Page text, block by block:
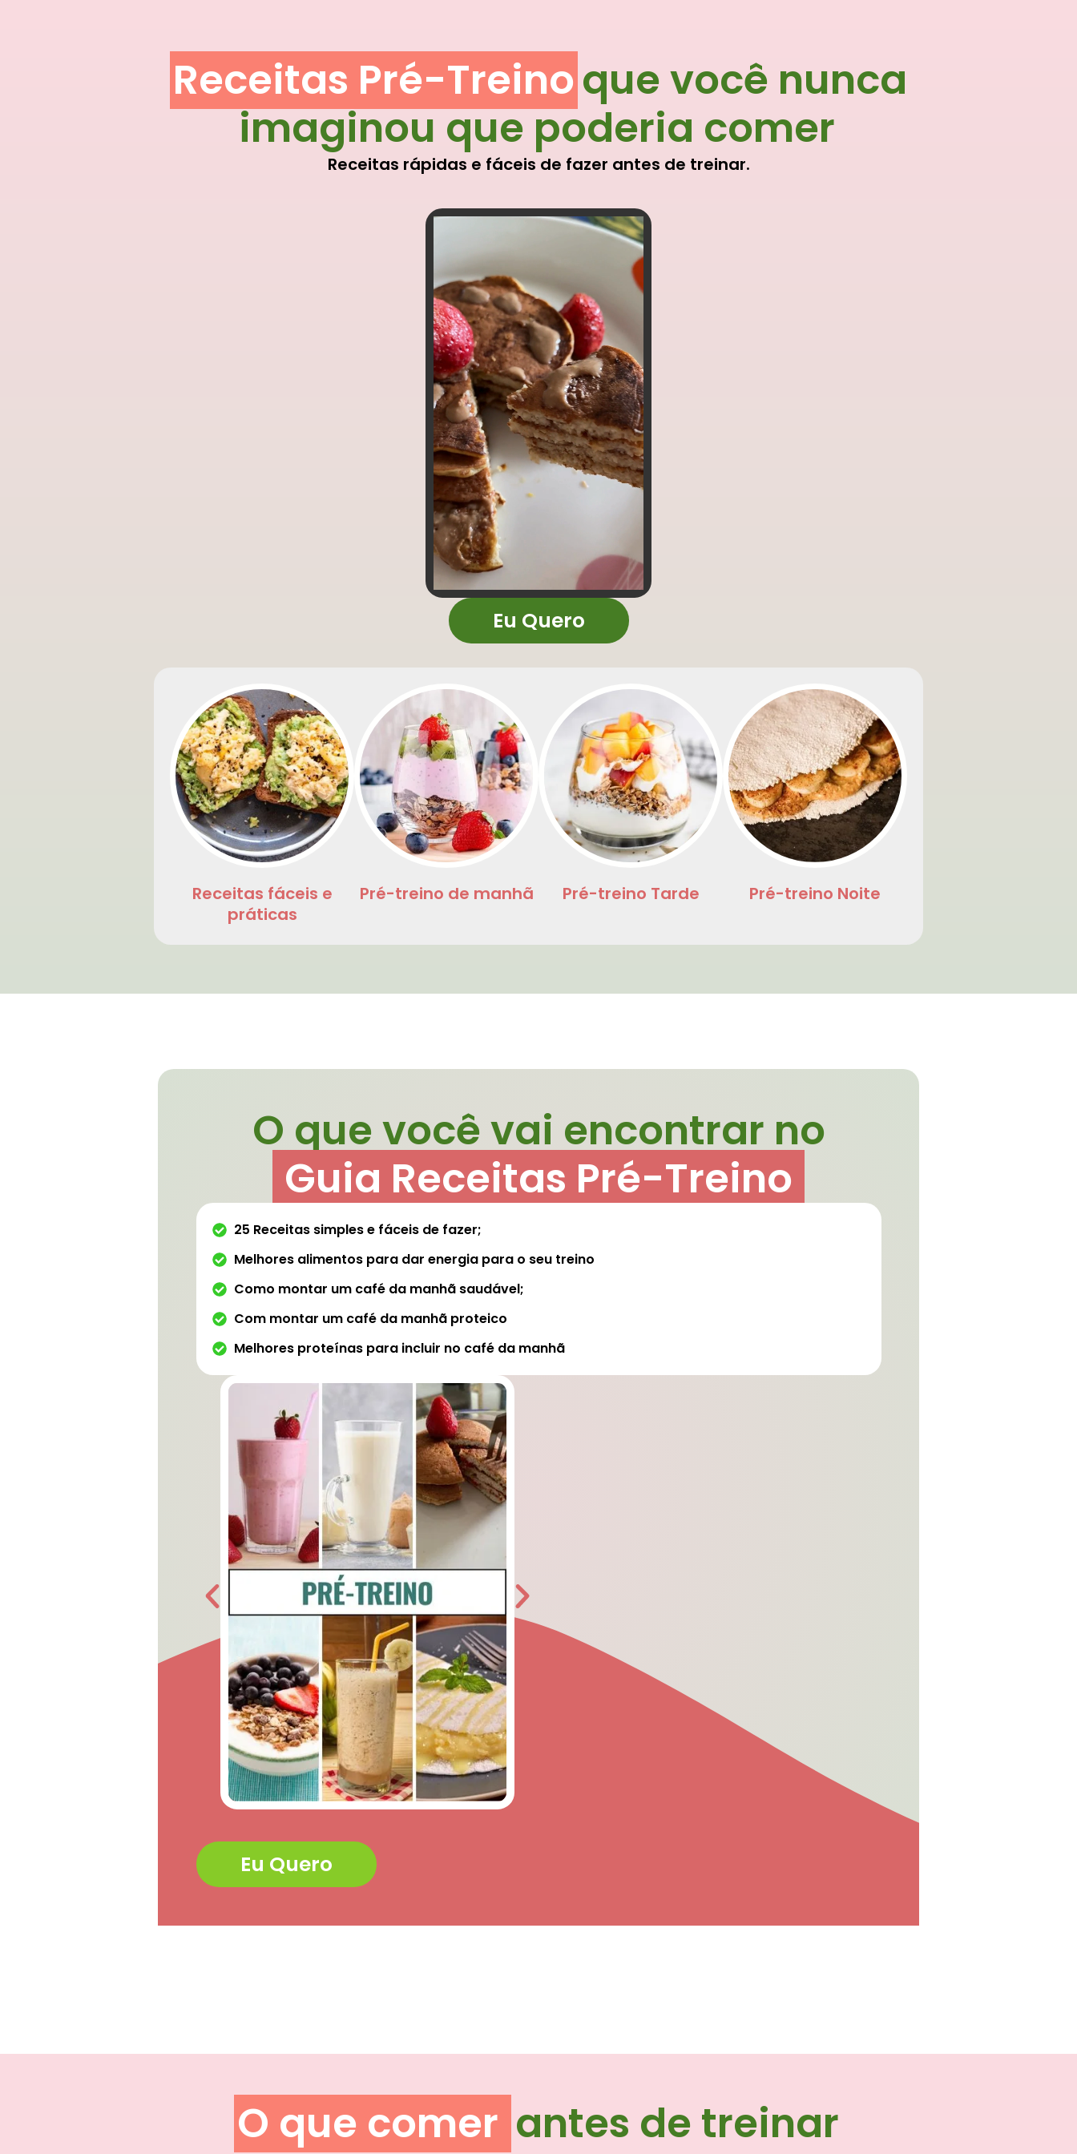
Receitas Pré-Treinoque você nunca
imaginou que poderia comer
Receitas rápidas e fáceis de fazer antes de treinar.
Eu Quero
Receitas fáceis e
práticas
Pré-treino de manhã Pré-treino Tarde Pré-treino Noite
O que você vai encontrar no
Guia Receitas Pré-Treino
25 Receitas simples e fáceis de fazer;
Melhores alimentos para dar energia para o seu treino
Como montar um café da manhã saudável;
Com montar um café da manhã proteico
Melhores proteínas para incluir no café da manhã
Eu Quero
O que comer antes de treinar